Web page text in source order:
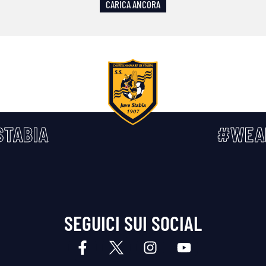
CARICA ANCORA
SEGUICI SUI SOCIAL